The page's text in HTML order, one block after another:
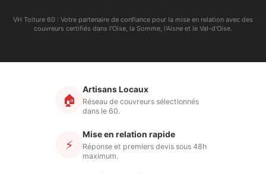
VH Toiture 60 : Votre partenaire de confiance pour la mise en relation avec des
couvreurs certifiés dans l'Oise, la Somme, l'Aisne et le Val-d'Oise.
🏠
Artisans Locaux
Réseau de couvreurs sélectionnés
dans le 60.
⚡
Mise en relation rapide
Réponse et premiers devis sous 48h
maximum.